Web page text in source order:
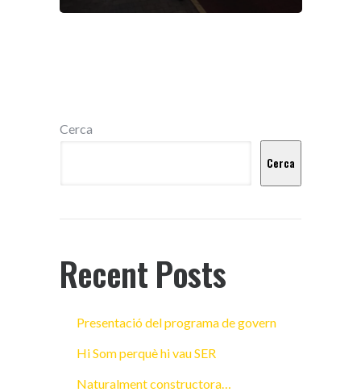
Cerca
Cerca
Recent Posts
Presentació del programa de govern
Hi Som perquè hi vau SER
Naturalment constructora…